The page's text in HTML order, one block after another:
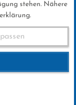
stehen. Nähere